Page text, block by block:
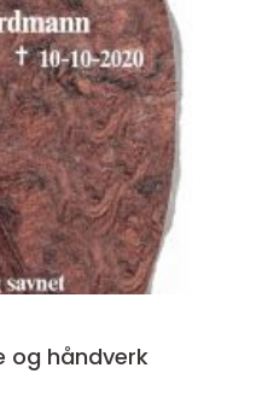
og håndverk